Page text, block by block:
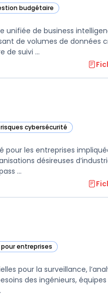
budgétaire
unifiée de business
de volumes de données
traitent souvent des limites avec certains outils, notamment en matière de suivi ...
cybersécurité
catégorie
pour les entreprises
désireuses
...
entreprises
dans cette catégorie
pour la surveillance,
des ingénieurs,